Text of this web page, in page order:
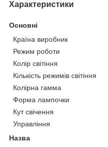
Характеристики
Основні
Країна виробник
Режим роботи
Колір світіння
Кількість режимів світіння
Колірна гамма
Форма лампочки
Кут свічення
Управління
Назва